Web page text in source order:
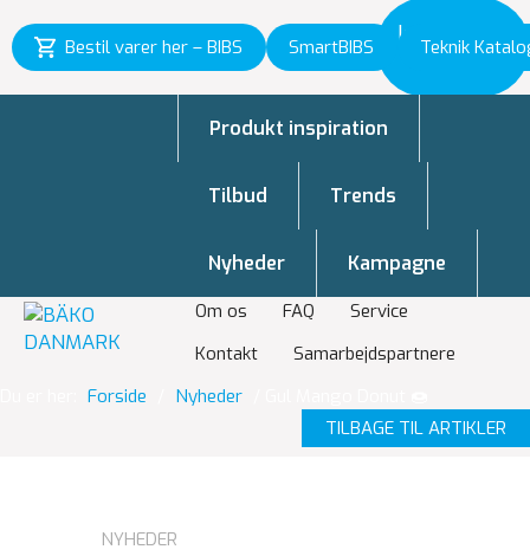
Bestil varer her – BIBS SmartBIBS Teknik
Inspiration
til vækst
Om os FAQ
Service
Kontakt
Samarbejdspartnere
Produkt inspiration
Tilbud Trends
Nyheder Kampagne
Forside Nyheder
TILBAGE TIL ARTIKLER
NYHEDER